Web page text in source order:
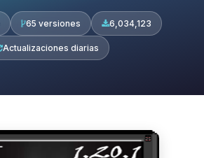
65 versiones 6,034,123
Actualizaciones diarias